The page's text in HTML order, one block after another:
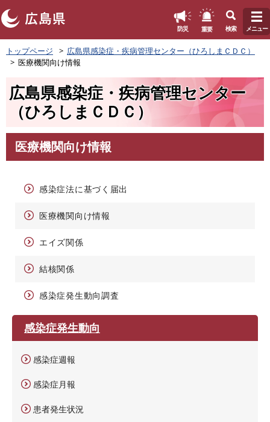
ペ
ー
す
防災 重要 検索 メニュー
トップページ
広島県感染症・疾病管理センター（ひろしまＣＤＣ）
医療機関向け情報
広島県感染症・疾病管理センター
（ひろしまＣＤＣ）
文
医療機関向け情報
感染症法に基づく届出
医療機関向け情報
エイズ関係
結核関係
感染症発生動向調査
感染症発生動向
感染症週報
感染症月報
患者発生状況